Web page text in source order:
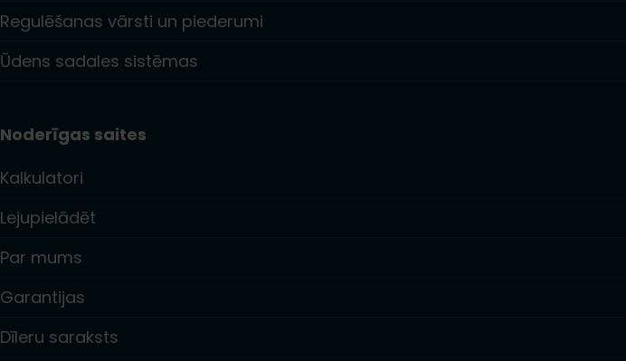
Regulēšanas vārsti un piederumi
Ūdens sadales sistēmas
Noderīgas saites
Kalkulatori
Lejupielādēt
Par mums
Garantijas
Dīleru saraksts